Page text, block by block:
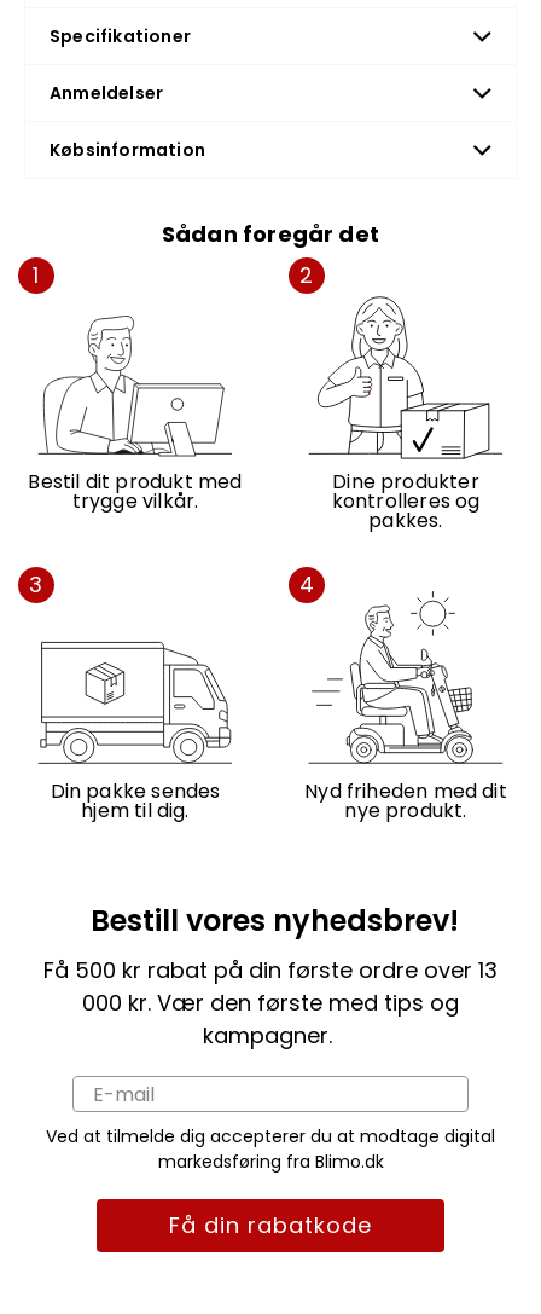
Sport-8 mid drive
Eco-3
Passer ikke til cykelmodellerne Travel,
Longtail, Tricycle Pro, Elegant, Commute og
Cargo.
Pakken indeholder:
YWS Godkendt Ringlås bred
Kæde 120 cm til YWS ringlås
Specifikationer
Anmeldelser
Købsinformation
Sådan foregår det
1
Bestil dit produkt med
trygge vilkår.
2
Dine produkter
kontrolleres og
pakkes.
3
Din pakke sendes
hjem til dig.
4
Nyd friheden med dit
nye produkt.
Bestill vores nyhedsbrev!
Få 500 kr rabat på din første ordre over 13
000 kr. Vær den første med tips og
kampagner.
Ved at tilmelde dig accepterer du at modtage digital
markedsføring fra Blimo.dk
Få din rabatkode